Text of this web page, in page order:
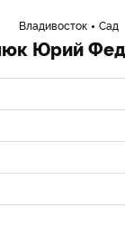
Владивосток Сад
Юрий